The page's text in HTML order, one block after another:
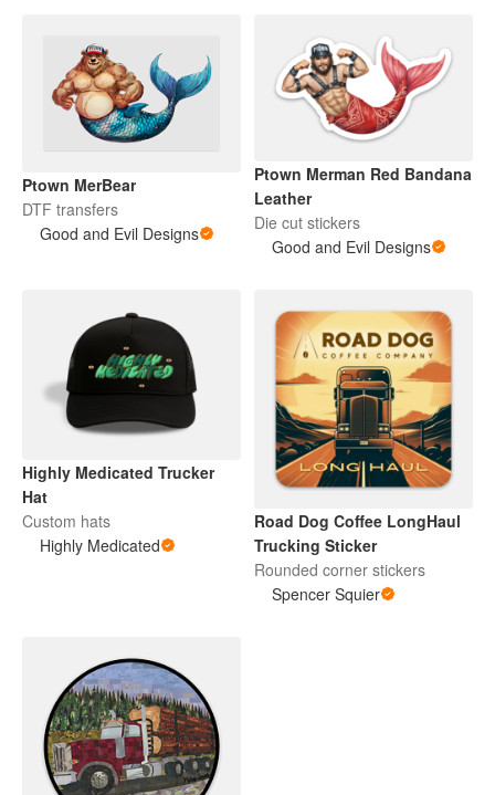
Ptown MerBear
DTF transfers
Good and Evil Designs
Ptown Merman Red Bandana
Leather
Die cut stickers
Good and Evil Designs
Highly Medicated Trucker
Hat
Custom hats
Highly Medicated
Road Dog Coffee LongHaul
Trucking Sticker
Rounded corner stickers
Spencer Squier